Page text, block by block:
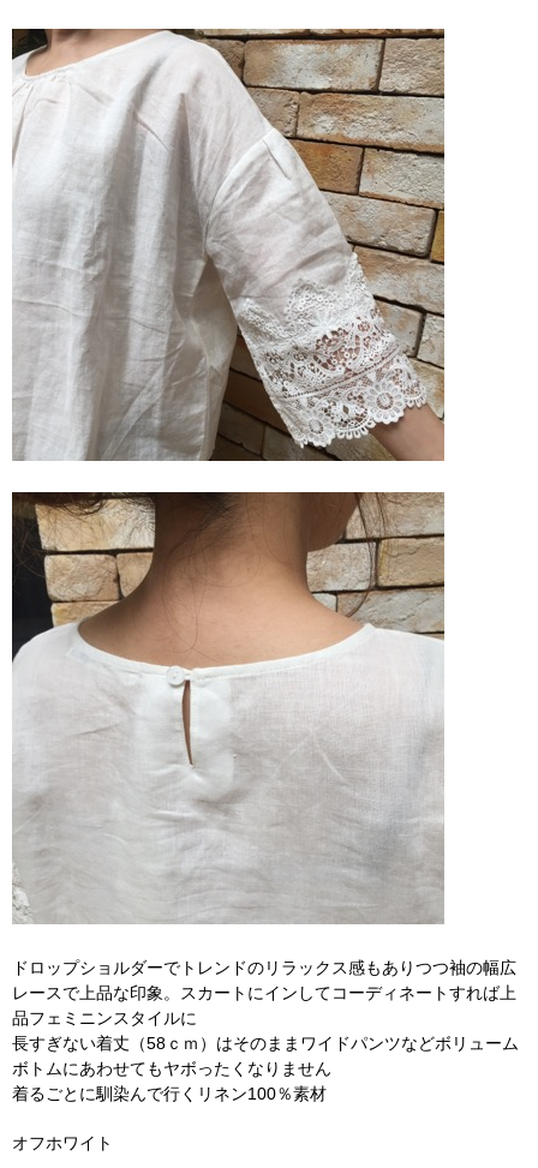
ドロップショルダーでトレンドのリラックス感もありつつ袖の幅広
レースで上品な印象。スカートにインしてコーディネートすれば上
品フェミニンスタイルに
長すぎない着丈（58ｃｍ）はそのままワイドパンツなどボリューム
ボトムにあわせてもヤボったくなりません
着るごとに馴染んで行くリネン100％素材
オフホワイト